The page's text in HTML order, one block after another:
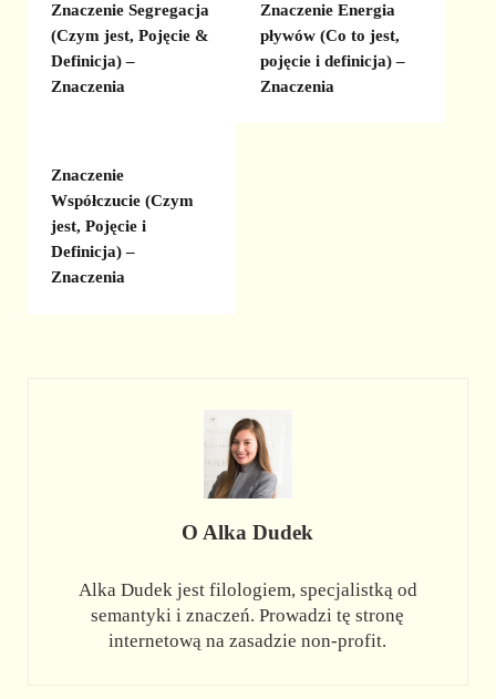
Znaczenie Segregacja
(Czym jest, Pojęcie &
Definicja) –
Znaczenia
Znaczenie Energia
pływów (Co to jest,
pojęcie i definicja) –
Znaczenia
Znaczenie
Współczucie (Czym
jest, Pojęcie i
Definicja) –
Znaczenia
O Alka Dudek
Alka Dudek jest filologiem, specjalistką od
semantyki i znaczeń. Prowadzi tę stronę
internetową na zasadzie non-profit.